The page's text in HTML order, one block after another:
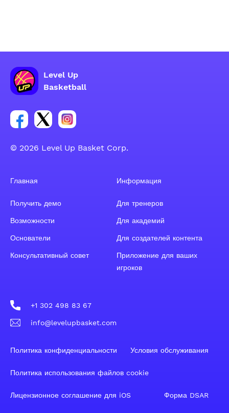
Level Up
Basketball
Ссылка на группу Facebook
Ссылка на группу Tweeter
Ссылка на группу Instagram
© 2026 Level Up Basket Corp.
Главная
Получить демо
Возможности
Основатели
Консультативный совет
Информация
Для тренеров
Для академий
Для создателей контента
Приложение для ваших
игроков
+1 302 498 83 67
info@levelupbasket.com
Политика конфиденциальности Условия обслуживания
Политика использования файлов cookie
Лицензионное соглашение для iOS Форма DSAR